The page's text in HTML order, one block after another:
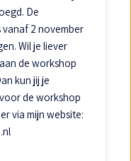
De
vanaf 2 november
Wil je liever
de workshop
kun jij je
de workshop
via mijn website: